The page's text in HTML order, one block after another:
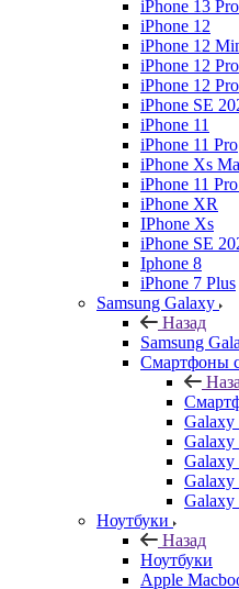
iPhone 13
iPhone 12
iPhone 12
iPhone 12 Pro
iPhone 12
iPhone SE
iPhone 11
iPhone 11 Pro
iPhone Xs
iPhone 11
iPhone XR
IPhone Xs
iPhone SE
Iphone 8
iPhone 7 Plus
Samsung Galaxy
Назад
Samsung
Смартфоны
Galaxy
Galaxy
Galaxy
Galaxy
Galaxy
Ноутбуки
Назад
Ноутбуки
Apple